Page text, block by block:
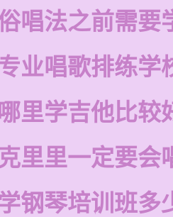
唱法之前需要
业唱歌排练学
里学吉他比较
里里一定要会
钢琴培训班多